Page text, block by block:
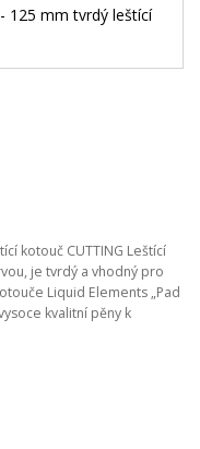
kotouč CUTTING Leštící
je tvrdý a vhodný pro
Liquid Elements „Pad
kvalitní pěny k